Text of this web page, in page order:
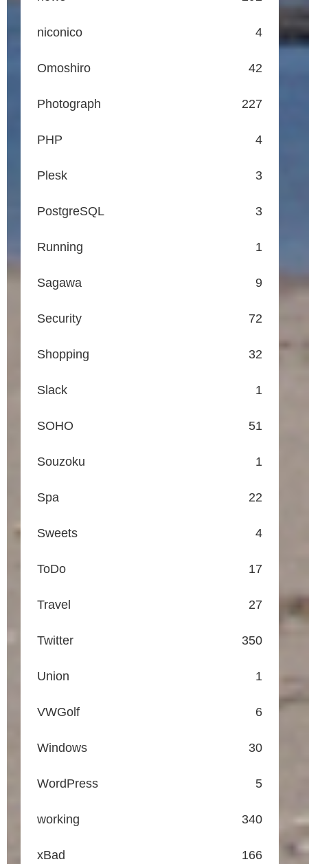
niconico 4
Omoshiro 42
Photograph 227
PHP 4
Plesk 3
PostgreSQL 3
Running 1
Sagawa 9
Security 72
Shopping 32
Slack 1
SOHO 51
Souzoku 1
Spa 22
Sweets 4
ToDo 17
Travel 27
Twitter 350
Union 1
VWGolf 6
Windows 30
WordPress 5
working 340
xBad 166